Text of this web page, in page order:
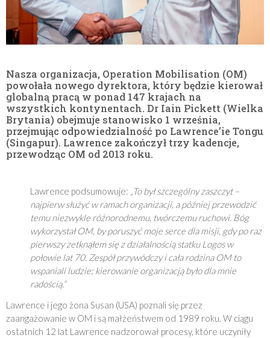
Nasza organizacja, Operation Mobilisation (OM)
powołała nowego dyrektora, który będzie kierował
globalną pracą w ponad 147 krajach na
wszystkich kontynentach. Dr Iain Pickett (Wielka
Brytania) obejmuje stanowisko 1 września,
przejmując odpowiedzialność po Lawrence’ie Tongu
(Singapur). Lawrence zakończył trzy kadencje,
przewodząc OM od 2013 roku.
Lawrence podsumowuje:
„To był szczególny zaszczyt –
najpierw służyć w ramach organizacji, a później przewodzić
temu niezwykle różnorodnemu, twórczemu ruchowi. Bóg
wykorzystał OM, by poruszyć moje serce dla misji, gdy po raz
pierwszy zetknąłem się z działalnością statku Logos w
połowie lat 70. Zespół przywódczy i cała rodzina OM to
wspaniali ludzie; kierowanie organizacją było dla mnie
radością.”
Lawrence i jego żona Susan (USA) poznali się przez
zaangażowanie w OM i są małżeństwem od 1989 roku. W ciągu
ostatnich 12 lat Lawrence nadzorował procesy, które uczyniły